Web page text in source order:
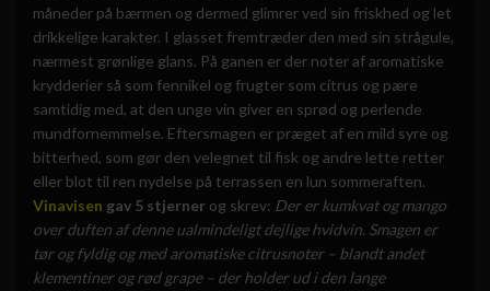
måneder på bærmen og dermed glimrer ved sin friskhed og let
drikkelige karakter. I glasset fremtræder den med sin strågule,
nærmest grønlige glans. På ganen er der noter af aromatiske
krydderier så som fennikel og frugter som citrus og pære
samtidig med, at den unge vin giver en sprød og perlende
mundfornemmelse. Eftersmagen er præget af en mild syre og
bitterhed, som gør den velegnet til fisk og andre lette retter
eller blot til ren nydelse på terrassen en lun sommeraften.
Vinavisen gav 5 stjerner og skrev: Der er kumkvat og mango
over duften af denne ualmindeligt dejlige hvidvin. Smagen er
tør og fyldig og med aromatiske citrusnoter – blandt andet
klementiner og rød grape – der holder ud i den lange